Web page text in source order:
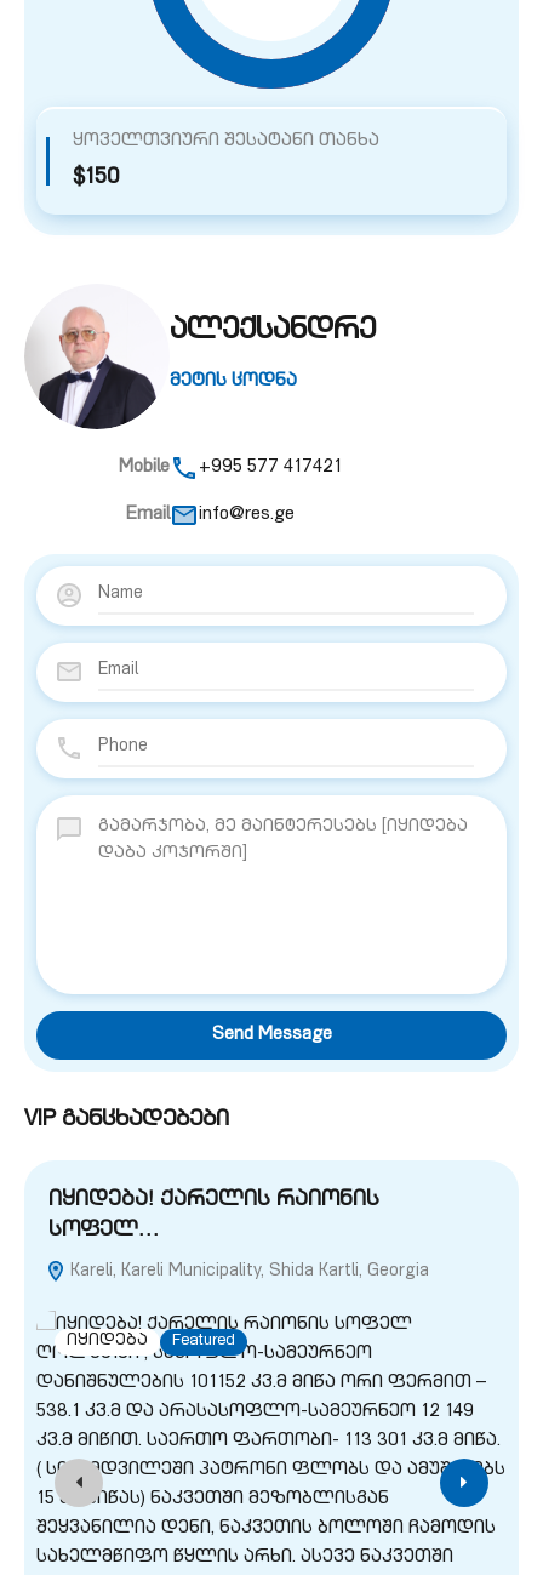
ყოველთვიური შესატანი თანხა
$150
ალექსანდრე
მეტის ცოდნა
Mobile +995 577 417421
Email info@res.ge
Send Message
VIP განცხადებები
იყიდება! ქარელის რაიონის
სოფელ…
Kareli, Kareli Municipality, Shida Kartli, Georgia
იყიდება Featured